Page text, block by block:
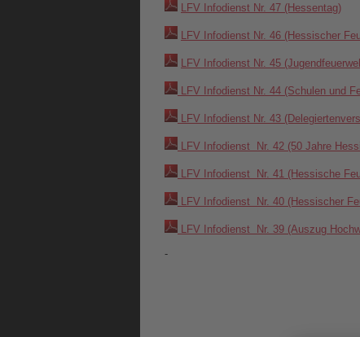
LFV Infodienst Nr. 47 (Hessentag)
LFV Infodienst Nr. 46 (Hessischer
LFV Infodienst Nr. 45
LFV Infodienst Nr. 44 (Schulen und
LFV Infodienst Nr. 43
LFV Infodienst Nr. 42 (50 Jahre
LFV Infodienst Nr. 41 (Hessische
LFV Infodienst Nr. 40 (Hessischer
LFV Infodienst Nr. 39 (Auszug
-